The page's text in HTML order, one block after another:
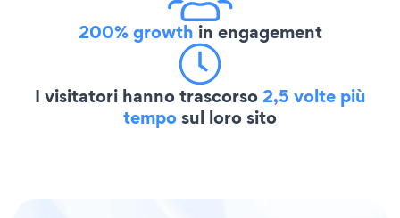
200% growth in engagement
I visitatori hanno trascorso2,5 volte più
temposul loro sito